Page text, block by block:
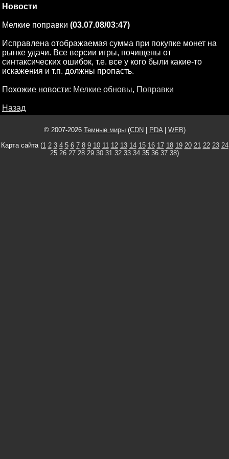
Новости
Мелкие поправки (03.07.08/03:47)
Исправлена отображаемая сумма при покупке монет на
рынке удачи. Все версии игры, почищены от
синтаксических ошибок, т.е. все у кого были какие-то
искажения и т.п. должны пропасть.
Похожие новости: Мелкие обновы, Поправки
Назад
© 2007-2026 Темные миры(CDN PDA| WEB)
Карта сайта (1 2 3 4 5 6 7 8 9 10 11 12 13 14 15 16 17 18 19 20 21 22 23 24
25 26 27 28 29 30 31 32 33 34 35 36 37 38)